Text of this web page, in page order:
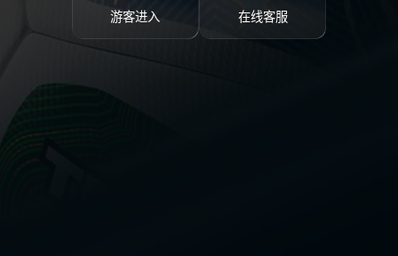
游客进入 在线客服